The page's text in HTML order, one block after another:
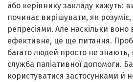
або керівнику закладу кажуть:
починає вирішувати, як
репресіями. Але наскільки воно
ефективне, це ще питання.
багато людей просто не знають,
служба паліативної допомоги.
користуватися застосунками й